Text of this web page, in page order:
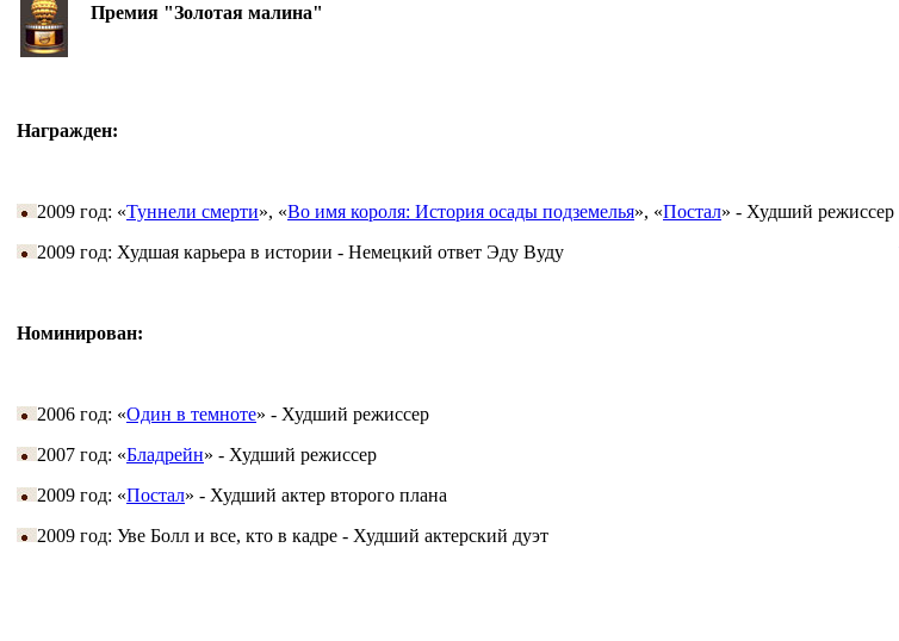
Премия "Золотая малина"
Награжден:
2009 год: «Туннели смерти», «Во имя короля: История осады подземелья», «Постал» - Худший режиссер
2009 год: Худшая карьера в истории - Немецкий ответ Эду Вуду
Номинирован:
2006 год: «Один в темноте» - Худший режиссер
2007 год: «Бладрейн» - Худший режиссер
2009 год: «Постал» - Худший актер второго плана
2009 год: Уве Болл и все, кто в кадре - Худший актерский дуэт